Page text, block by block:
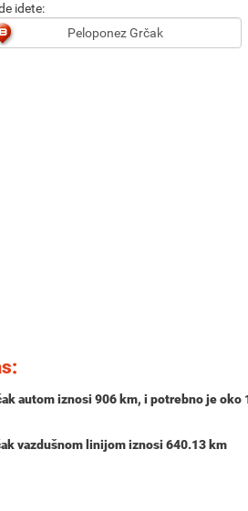
idete:
autom iznosi 906 km, i potrebno je oko
vazdušnom linijom iznosi 640.13 km